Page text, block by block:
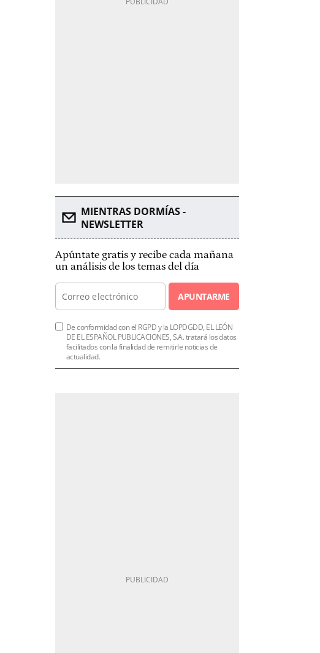
MIENTRAS DORMÍAS -
NEWSLETTER
Apúntate gratis y recibe cada mañana
un análisis de los temas del día
APUNTARME
De conformidad con el RGPD y la LOPDGDD, EL LEÓN
DE EL ESPAÑOL PUBLICACIONES, S.A. tratará los datos
facilitados con la finalidad de remitirle noticias de
actualidad.